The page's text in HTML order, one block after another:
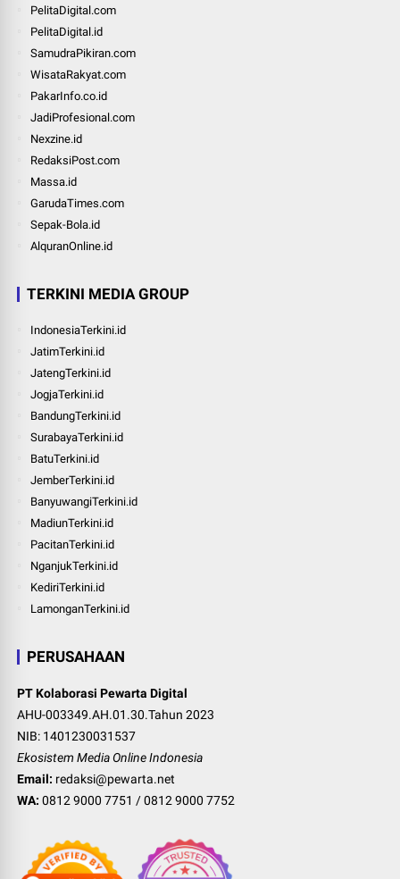
PelitaDigital.com
PelitaDigital.id
SamudraPikiran.com
WisataRakyat.com
PakarInfo.co.id
JadiProfesional.com
Nexzine.id
RedaksiPost.com
Massa.id
GarudaTimes.com
Sepak-Bola.id
AlquranOnline.id
TERKINI MEDIA GROUP
IndonesiaTerkini.id
JatimTerkini.id
JatengTerkini.id
JogjaTerkini.id
BandungTerkini.id
SurabayaTerkini.id
BatuTerkini.id
JemberTerkini.id
BanyuwangiTerkini.id
MadiunTerkini.id
PacitanTerkini.id
NganjukTerkini.id
KediriTerkini.id
LamonganTerkini.id
PERUSAHAAN
PT Kolaborasi Pewarta Digital
AHU-003349.AH.01.30.Tahun 2023
NIB: 1401230031537
Ekosistem Media Online Indonesia
Email: redaksi@pewarta.net
WA: 0812 9000 7751 /0812 9000 7752